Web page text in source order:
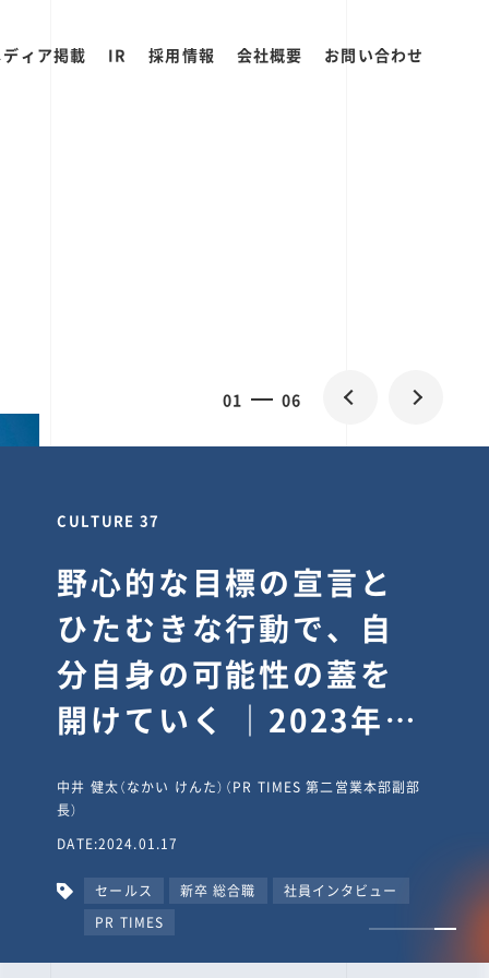
ィア掲載 IR 採用情報 会社概要 お問い合わせ
0 06
CULTURE 30
逆境では自分のスタン
スを変え“予想を裏切
り、期待を超える”【真
輔塾・前編】
山田真輔（やまだ しんすけ）（執行役員 兼 Jooto事業部
長）
DATE:2023.09.08
カルチャー CxO キャリア入社 Jooto